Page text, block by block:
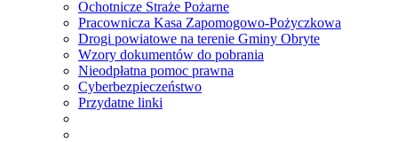
Ochotnicze Straże Pożarne
Pracownicza Kasa Zapomogowo-Pożyczkowa
Drogi powiatowe na terenie Gminy Obryte
Wzory dokumentów do pobrania
Nieodpłatna pomoc prawna
Cyberbezpieczeństwo
Przydatne linki